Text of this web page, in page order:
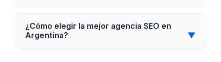
¿Cómo elegir la mejor agencia SEO en
Argentina?
▼